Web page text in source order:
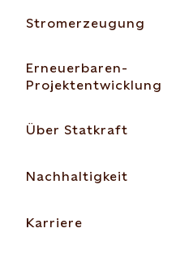
Stromerzeugung
Erneuerbaren-
Projektentwicklung
Über Statkraft
Nachhaltigkeit
Karriere